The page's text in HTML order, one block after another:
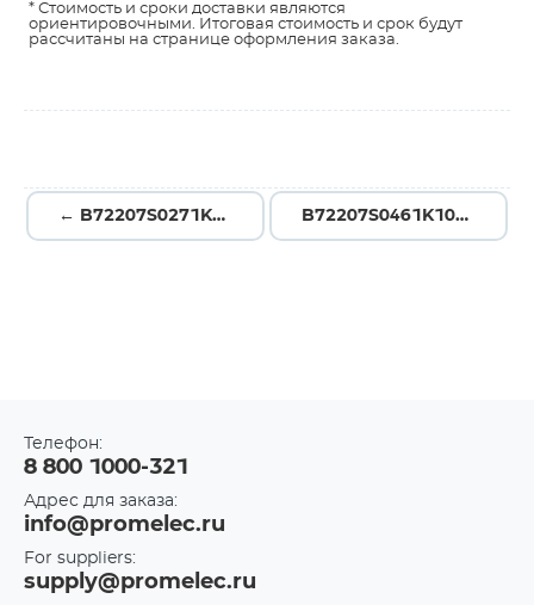
* Стоимость и сроки доставки являются
ориентировочными. Итоговая стоимость и срок будут
рассчитаны на странице оформления заказа.
← B72207S0271K111 B72207S0461K101 →
Телефон:
8 800 1000-321
Адрес для заказа:
info@promelec.ru
For suppliers:
supply@promelec.ru